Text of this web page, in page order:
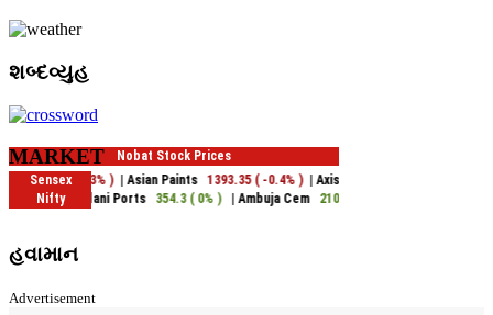
શબ્દવ્યુહ
MARKET
હવામાન
Advertisement